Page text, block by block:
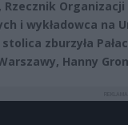
Rzecznik
i wykładowca na
zburzyła
Hanny